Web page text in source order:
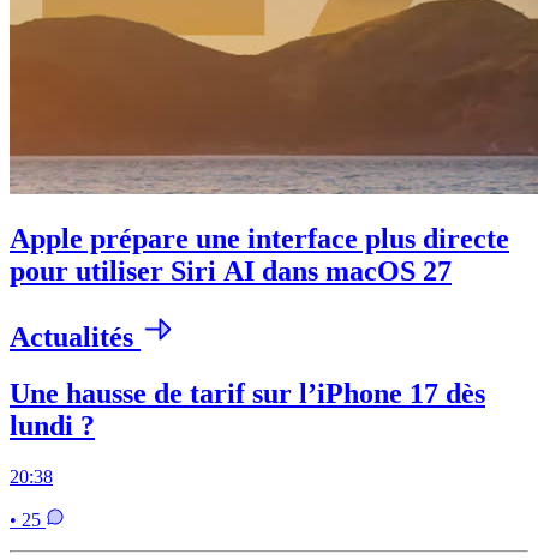
Apple prépare une interface plus directe
pour utiliser Siri AI dans macOS 27
Actualités
Une hausse de tarif sur l’iPhone 17 dès
lundi ?
20:38
• 25